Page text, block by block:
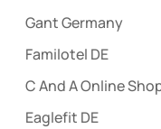
Gant Germany
Familotel DE
C And A Online
Eaglefit DE